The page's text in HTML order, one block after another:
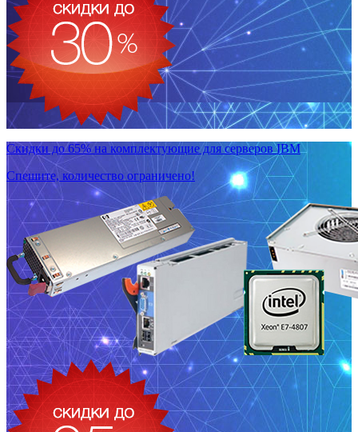
Скидки до 65% на комплектующие для серверов IBM
Спешите, количество ограничено!